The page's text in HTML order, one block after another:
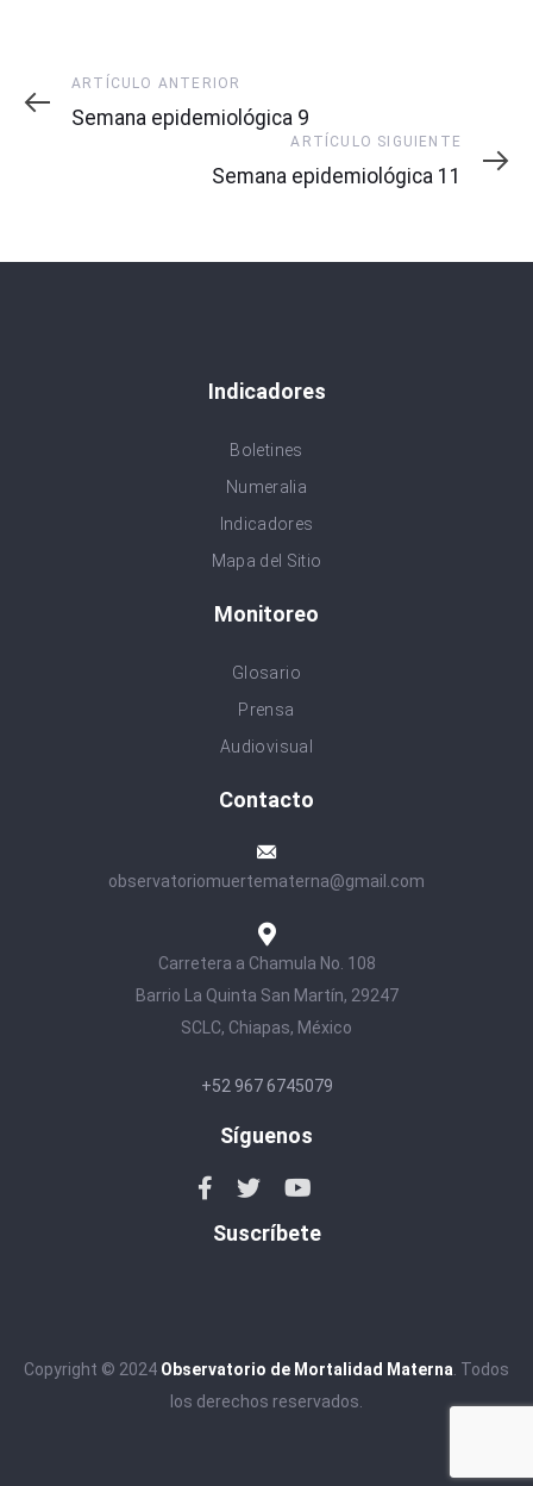
Artículo
Anterior
ARTÍCULO ANTERIOR
Semana epidemiológica 9
Siguiente
ARTÍCULO SIGUIENTE
Semana epidemiológica 11
Indicadores
Boletines
Numeralia
Indicadores
Mapa del Sitio
Monitoreo
Glosario
Prensa
Audiovisual
Contacto
observatoriomuertematerna@gmail.com
Carretera a Chamula No. 108
Barrio La Quinta San Martín, 29247
SCLC, Chiapas, México
+52 967 6745079
Síguenos
Suscríbete
Copyright © 2024 Observatorio de Mortalidad Materna . Todos
los derechos reservados.